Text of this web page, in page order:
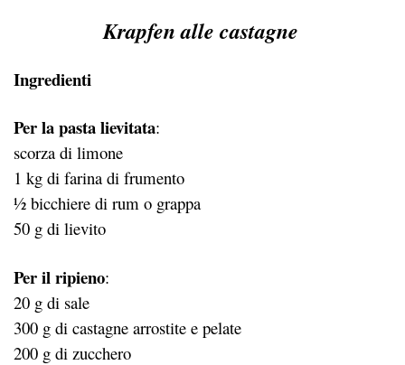
Krapfen alle castagne
Ingredienti
Per la pasta lievitata:
scorza di limone
1 kg di farina di frumento
½ bicchiere di rum o grappa
50 g di lievito
Per il ripieno:
20 g di sale
300 g di castagne arrostite e pelate
200 g di zucchero